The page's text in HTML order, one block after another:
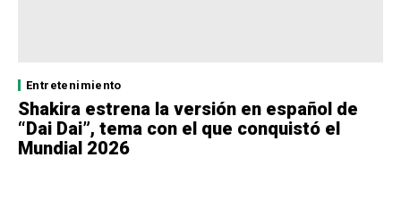
Entretenimiento
Shakira estrena la versión en español de
“Dai Dai”, tema con el que conquistó el
Mundial 2026